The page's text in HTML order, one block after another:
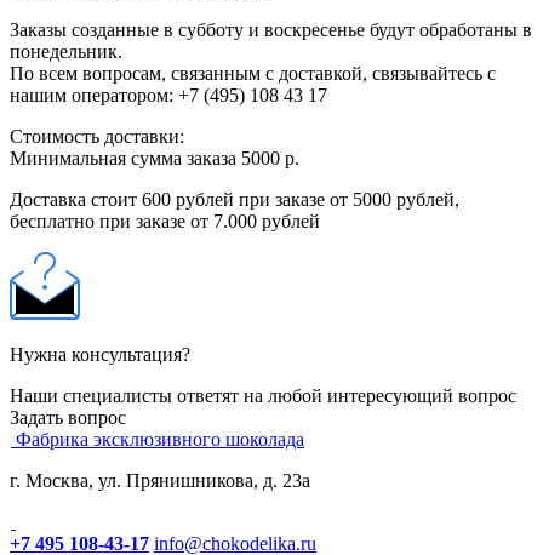
Заказы созданные в субботу и воскресенье будут обработаны в
понедельник.
По всем вопросам, связанным с доставкой, связывайтесь с
нашим оператором: +7 (495) 108 43 17
Стоимость доставки:
Минимальная сумма заказа 5000 р.
Доставка стоит 600 рублей при заказе от 5000 рублей,
бесплатно при заказе от 7.000 рублей
Нужна консультация?
Наши специалисты ответят на любой интересующий вопрос
Задать вопрос
Фабрика эксклюзивного шоколада
г. Москва, ул. Прянишникова, д. 23а
+7 495 108-43-17 info@chokodelika.ru